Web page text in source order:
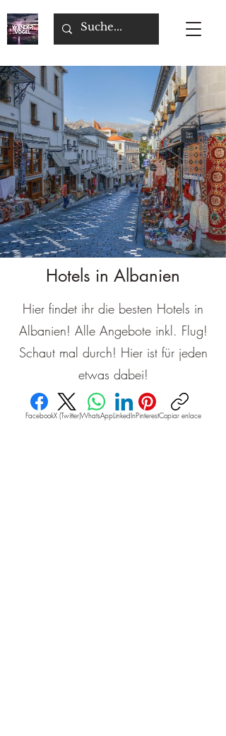
Hotels in Albanien
Hier findet ihr die besten Hotels in
Albanien! Alle Angebote inkl. Flug!
Schaut mal durch! Hier ist für jeden
etwas dabei!
FacebookX (Twitter)WhatsAppLinkedInPinterestCopiar enlace